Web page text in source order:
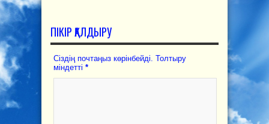
ПІКІР ҚАЛДЫРУ
Сіздің почтаңыз көрінбейді. Толтыру
міндетті *